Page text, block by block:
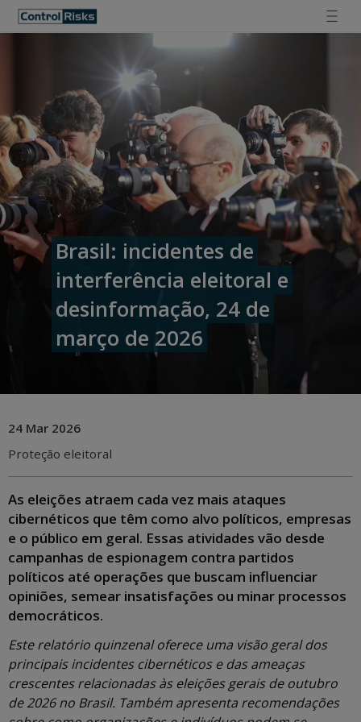
Brasil: incidentes de
interferência eleitoral e
desinformação, 24 de
março de 2026
24 Mar 2026
Proteção eleitoral
As eleições atraem cada vez mais ataques
cibernéticos que têm como alvo políticos, empresas
e o público em geral. Essas atividades vão desde
campanhas de espionagem contra partidos
políticos até operações que buscam influenciar
opiniões, semear insatisfações ou minar processos
democráticos.
Este relatório quinzenal oferece uma visão geral dos
principais incidentes cibernéticos e das ameaças
crescentes relacionadas às eleições gerais de outubro
de 2026 no Brasil. Também apresenta recomendações